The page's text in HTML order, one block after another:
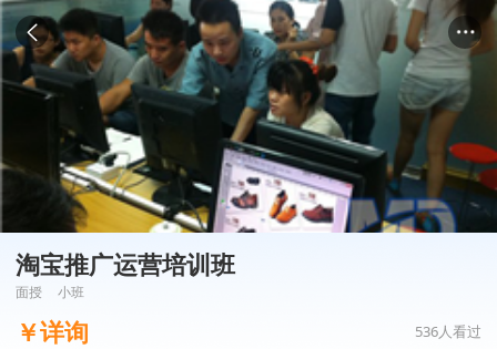
淘宝推广运营培训班
面授 小班
￥详询 536人看过